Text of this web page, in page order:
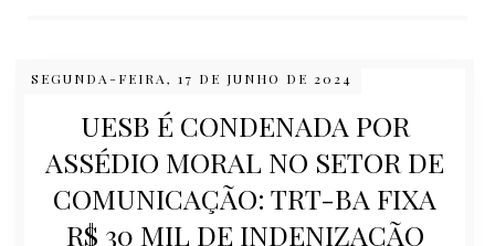
SEGUNDA-FEIRA, 17 DE JUNHO DE 2024
UESB É CONDENADA POR
ASSÉDIO MORAL NO SETOR DE
COMUNICAÇÃO: TRT-BA FIXA
R$ 30 MIL DE INDENIZAÇÃO